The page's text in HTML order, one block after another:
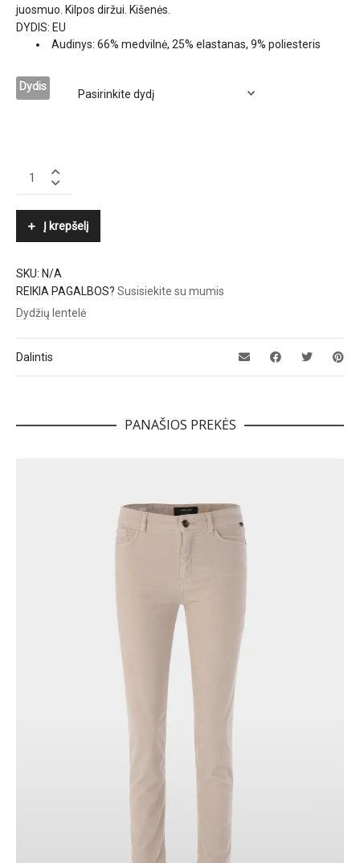
juosmuo. Kilpos diržui. Kišenės.
DYDIS: EU
Audinys: 66% medvilnė, 25% elastanas, 9% poliesteris
Dydis
CERANO
Į krepšelį
SKU: N/A
REIKIA PAGALBOS? Susisiekite su mumis
Dydžių lentelė
Dalintis
PANAŠIOS PREKĖS